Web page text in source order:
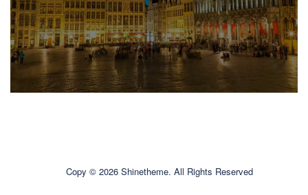
Copy © 2026 Shinetheme. All Rights Reserved